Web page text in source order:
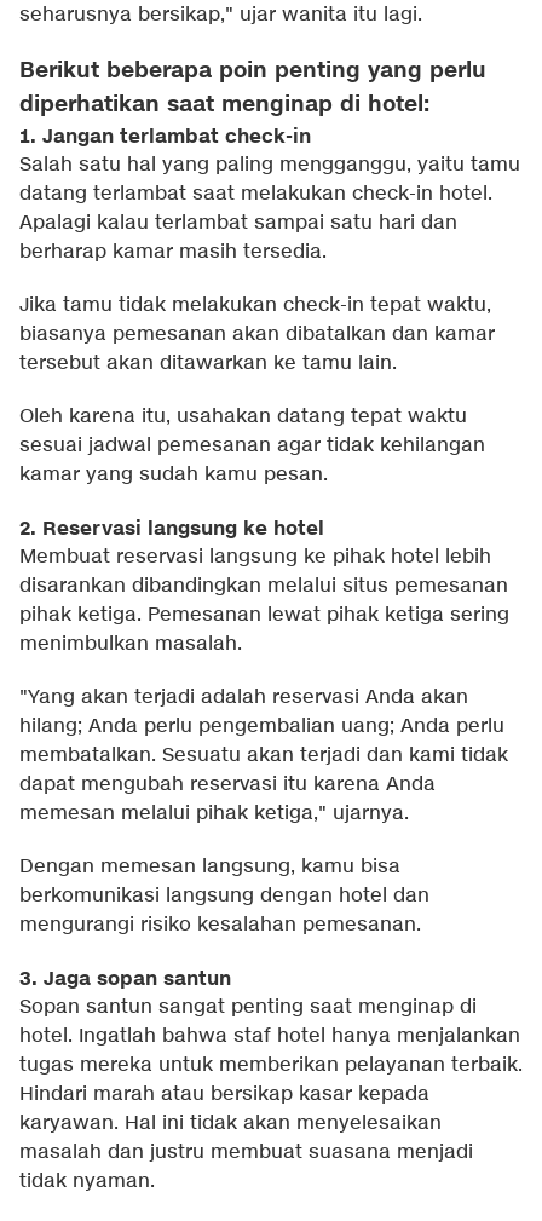
seharusnya bersikap," ujar wanita itu lagi.
Berikut beberapa poin penting yang perlu
diperhatikan saat menginap di hotel:
1. Jangan terlambat check-in
Salah satu hal yang paling mengganggu, yaitu tamu
datang terlambat saat melakukan check-in hotel.
Apalagi kalau terlambat sampai satu hari dan
berharap kamar masih tersedia.
Jika tamu tidak melakukan check-in tepat waktu,
biasanya pemesanan akan dibatalkan dan kamar
tersebut akan ditawarkan ke tamu lain.
Oleh karena itu, usahakan datang tepat waktu
sesuai jadwal pemesanan agar tidak kehilangan
kamar yang sudah kamu pesan.
2. Reservasi langsung ke hotel
Membuat reservasi langsung ke pihak hotel lebih
disarankan dibandingkan melalui situs pemesanan
pihak ketiga. Pemesanan lewat pihak ketiga sering
menimbulkan masalah.
"Yang akan terjadi adalah reservasi Anda akan
hilang; Anda perlu pengembalian uang; Anda perlu
membatalkan. Sesuatu akan terjadi dan kami tidak
dapat mengubah reservasi itu karena Anda
memesan melalui pihak ketiga," ujarnya.
Dengan memesan langsung, kamu bisa
berkomunikasi langsung dengan hotel dan
mengurangi risiko kesalahan pemesanan.
3. Jaga sopan santun
Sopan santun sangat penting saat menginap di
hotel. Ingatlah bahwa staf hotel hanya menjalankan
tugas mereka untuk memberikan pelayanan terbaik.
Hindari marah atau bersikap kasar kepada
karyawan. Hal ini tidak akan menyelesaikan
masalah dan justru membuat suasana menjadi
tidak nyaman.